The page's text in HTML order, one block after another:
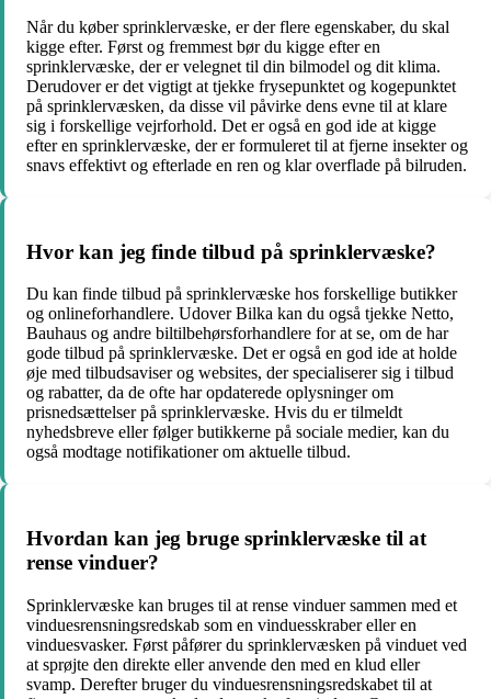
Når du køber sprinklervæske, er der flere egenskaber, du skal
kigge efter. Først og fremmest bør du kigge efter en
sprinklervæske, der er velegnet til din bilmodel og dit klima.
Derudover er det vigtigt at tjekke frysepunktet og kogepunktet
på sprinklervæsken, da disse vil påvirke dens evne til at klare
sig i forskellige vejrforhold. Det er også en god ide at kigge
efter en sprinklervæske, der er formuleret til at fjerne insekter og
snavs effektivt og efterlade en ren og klar overflade på bilruden.
Hvor kan jeg finde tilbud på sprinklervæske?
Du kan finde tilbud på sprinklervæske hos forskellige butikker
og onlineforhandlere. Udover Bilka kan du også tjekke Netto,
Bauhaus og andre biltilbehørsforhandlere for at se, om de har
gode tilbud på sprinklervæske. Det er også en god ide at holde
øje med tilbudsaviser og websites, der specialiserer sig i tilbud
og rabatter, da de ofte har opdaterede oplysninger om
prisnedsættelser på sprinklervæske. Hvis du er tilmeldt
nyhedsbreve eller følger butikkerne på sociale medier, kan du
også modtage notifikationer om aktuelle tilbud.
Hvordan kan jeg bruge sprinklervæske til at
rense vinduer?
Sprinklervæske kan bruges til at rense vinduer sammen med et
vinduesrensningsredskab som en vinduesskraber eller en
vinduesvasker. Først påfører du sprinklervæsken på vinduet ved
at sprøjte den direkte eller anvende den med en klud eller
svamp. Derefter bruger du vinduesrensningsredskabet til at